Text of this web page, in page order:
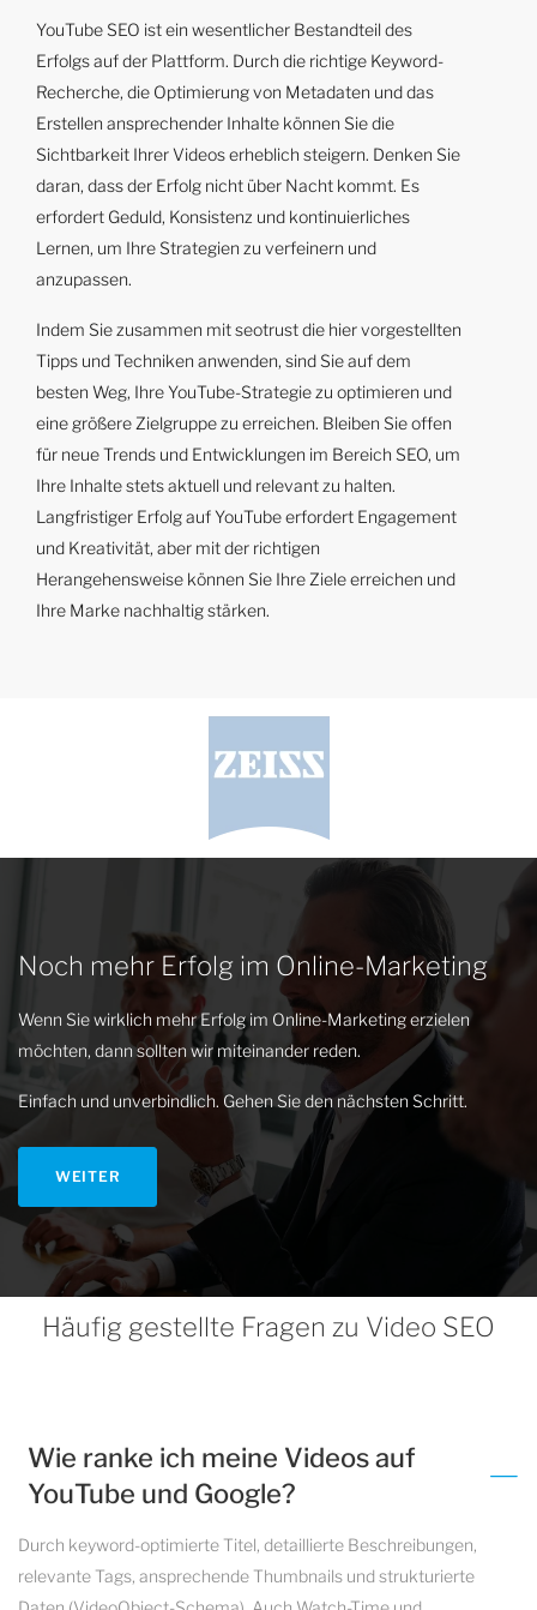
YouTube SEO ist ein wesentlicher Bestandteil des
Erfolgs auf der Plattform. Durch die richtige Keyword-
Recherche, die Optimierung von Metadaten und das
Erstellen ansprechender Inhalte können Sie die
Sichtbarkeit Ihrer Videos erheblich steigern. Denken Sie
daran, dass der Erfolg nicht über Nacht kommt. Es
erfordert Geduld, Konsistenz und kontinuierliches
Lernen, um Ihre Strategien zu verfeinern und
anzupassen.
Indem Sie zusammen mit seotrust die hier vorgestellten
Tipps und Techniken anwenden, sind Sie auf dem
besten Weg, Ihre YouTube-Strategie zu optimieren und
eine größere Zielgruppe zu erreichen. Bleiben Sie offen
für neue Trends und Entwicklungen im Bereich SEO, um
Ihre Inhalte stets aktuell und relevant zu halten.
Langfristiger Erfolg auf YouTube erfordert Engagement
und Kreativität, aber mit der richtigen
Herangehensweise können Sie Ihre Ziele erreichen und
Ihre Marke nachhaltig stärken.
Noch mehr Erfolg im Online-Marketing
Wenn Sie wirklich mehr Erfolg im Online-Marketing erzielen
möchten, dann sollten wir miteinander reden.
Einfach und unverbindlich. Gehen Sie den nächsten Schritt.
WEITER
Häufig gestellte Fragen zu Video SEO
Wie ranke ich meine Videos auf
YouTube und Google?
Durch keyword-optimierte Titel, detaillierte Beschreibungen,
relevante Tags, ansprechende Thumbnails und strukturierte